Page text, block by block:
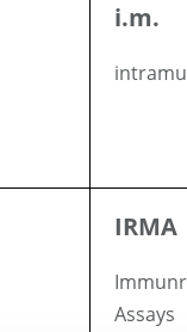
i.m.
IRMA
Assays